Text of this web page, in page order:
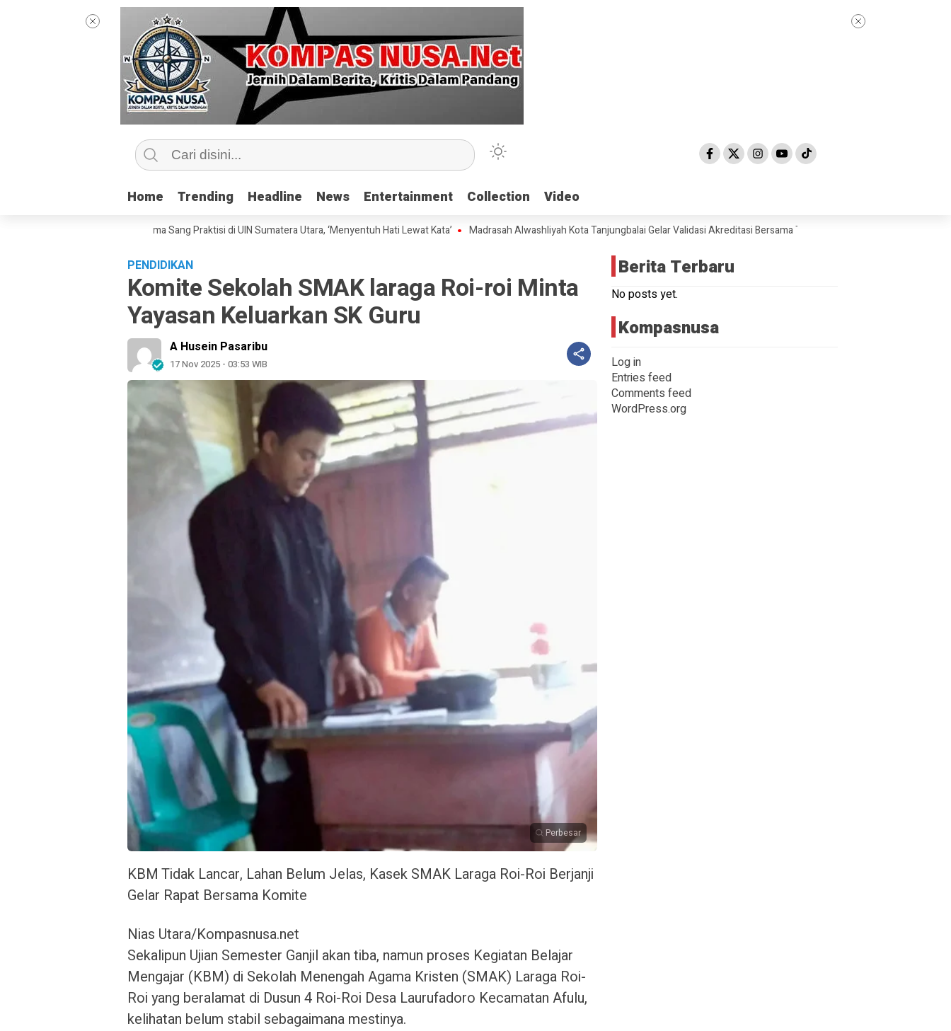
Home Trending Headline News Entertainment Collection Video
Home Trending Headline News Entertainment Collection Video
Kelas Jurnalisme Bersama Sang Praktisi di UIN Sumatera Utara, ‘Menyentuh Hati Lewat Kata’ Madrasah Alwashliyah Kota Tanjungbalai Gelar Validasi Akreditasi Bersama Tim Asesor BAN-PDM Tahun 2026
PENDIDIKAN
Komite Sekolah SMAK laraga Roi-roi Minta
Yayasan Keluarkan SK Guru
A Husein Pasaribu
17 Nov 2025 - 03:53 WIB
Perbesar
KBM Tidak Lancar, Lahan Belum Jelas, Kasek SMAK Laraga Roi-Roi Berjanji
Gelar Rapat Bersama Komite
Nias Utara/Kompasnusa.net
Sekalipun Ujian Semester Ganjil akan tiba, namun proses Kegiatan Belajar
Mengajar (KBM) di Sekolah Menengah Agama Kristen (SMAK) Laraga Roi-
Roi yang beralamat di Dusun 4 Roi-Roi Desa Laurufadoro Kecamatan Afulu,
kelihatan belum stabil sebagaimana mestinya.
Berita Terbaru
No posts yet.
Kompasnusa
Log in
Entries feed
Comments feed
WordPress.org